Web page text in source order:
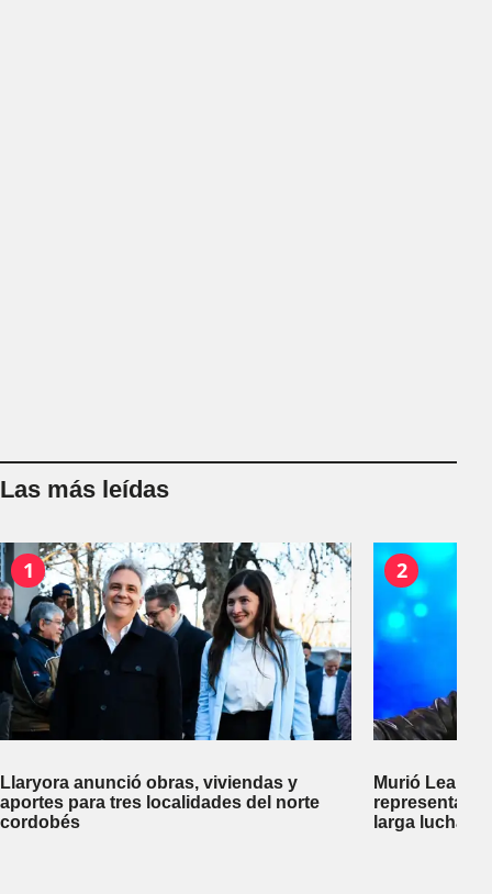
Las más leídas
1
Llaryora anunció obras, viviendas y
aportes para tres localidades del norte
cordobés
2
Murió
larga lucha